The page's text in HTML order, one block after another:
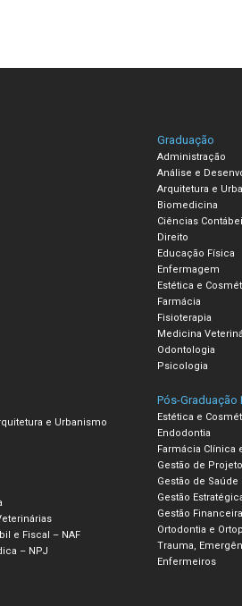
e Urbanismo
e Fiscal – NAF
– NPJ
Graduação
Administração
Análise e
Arquitetura e
Biomedicina
Ciências
Direito
Educação Física
Enfermagem
Estética e
Farmácia
Fisioterapia
Medicina
Odontologia
Psicologia
Pós-Graduação
Estética e
Endodontia
Farmácia Clínica
Gestão de
Gestão de Saúde
Gestão
Gestão Financeira
Ortodontia e
Trauma,
Enfermeiros